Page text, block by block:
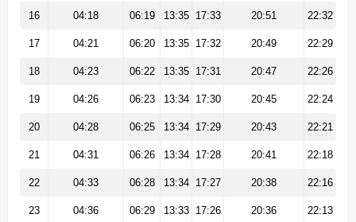
16 04:18 06:19 13:35 17:33 20:51 22:32
17 04:21 06:20 13:35 17:32 20:49 22:29
18 04:23 06:22 13:35 17:31 20:47 22:26
19 04:26 06:23 13:34 17:30 20:45 22:24
20 04:28 06:25 13:34 17:29 20:43 22:21
21 04:31 06:26 13:34 17:28 20:41 22:18
22 04:33 06:28 13:34 17:27 20:38 22:16
23 04:36 06:29 13:33 17:26 20:36 22:13